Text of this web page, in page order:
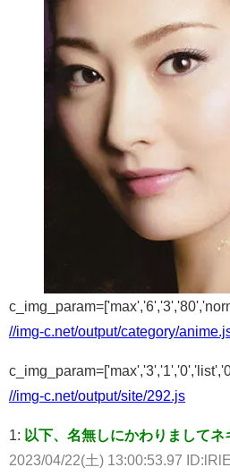
//img-c.net/output/category/
//img-c.net/output/site/292.js
1: 以下、名無しにかわりまして
2023/04/22(土) 13:00:53.97